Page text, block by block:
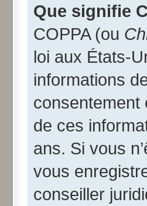
Que signifie
COPPA (ou
loi aux États-
informations
consentement
de ces
ans. Si vous
vous
conseiller